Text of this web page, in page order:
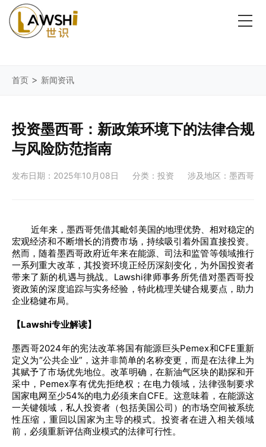
首页 > 新闻资讯
投资墨西哥：新政策环境下的法律合规
与风险防范指南
发布日期：2025年10月08日 分类：投资 涉及地区：墨西哥
近年来，墨西哥凭借其毗邻美国的地理优势、相对稳定的
宏观经济和不断增长的消费市场，持续吸引着外国直接投资。
然而，随着墨西哥政府近年来在能源、司法和监管等领域推行
一系列重大改革，其投资环境正经历深刻变化，为外国投资者
带来了新的机遇与挑战。Lawshi律师事务所凭借对墨西哥投
资政策的深度追踪与实务经验，特此梳理关键合规要点，助力
企业稳健布局。
【Lawshi专业解读】
墨西哥2024年的宪法改革将国有能源巨头Pemex和CFE重新
定义为“公共企业”，这并非简单的名称变更，而是在法律上为
其赋予了市场优先地位。改革明确，在新油气区块的勘探和开
采中，Pemex享有优先拒绝权；在电力领域，法律强制要求
国家电网至少54%的电力必须来自CFE。这意味着，在能源这
一关键领域，私人投资者（包括美国公司）的市场空间被系统
性压缩，重回以国家为主导的模式。投资者在进入相关领域
前，必须重新评估商业模式的法律可行性。